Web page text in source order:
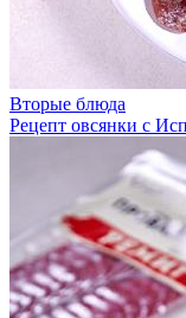
Вторые блюда
Рецепт овсянки с